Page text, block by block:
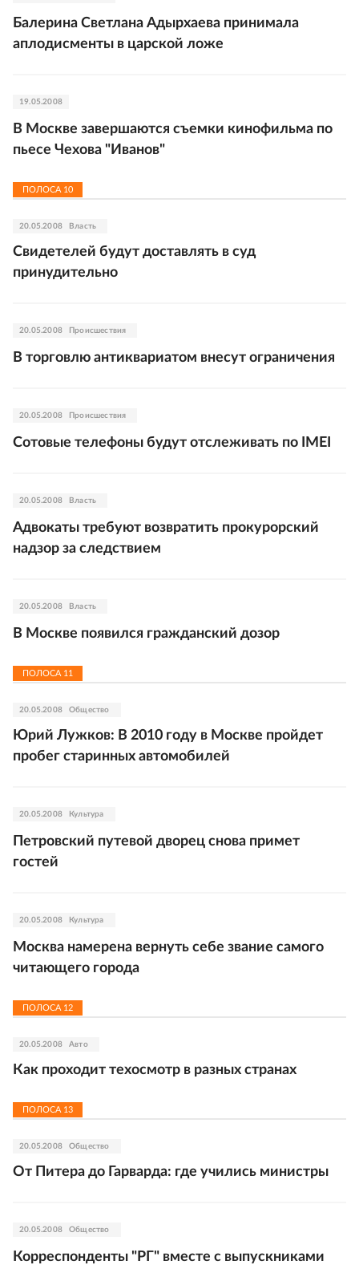
Балерина Светлана Адырхаева принимала
аплодисменты в царской ложе
19.05.2008
В Москве завершаются съемки кинофильма по
пьесе Чехова "Иванов"
ПОЛОСА 10
20.05.2008 Власть
Свидетелей будут доставлять в суд
принудительно
20.05.2008 Происшествия
В торговлю антиквариатом внесут ограничения
20.05.2008 Происшествия
Сотовые телефоны будут отслеживать по IMEI
20.05.2008 Власть
Адвокаты требуют возвратить прокурорский
надзор за следствием
20.05.2008 Власть
В Москве появился гражданский дозор
ПОЛОСА 11
20.05.2008 Общество
Юрий Лужков: В 2010 году в Москве пройдет
пробег старинных автомобилей
20.05.2008 Культура
Петровский путевой дворец снова примет
гостей
20.05.2008 Культура
Москва намерена вернуть себе звание самого
читающего города
ПОЛОСА 12
20.05.2008 Авто
Как проходит техосмотр в разных странах
ПОЛОСА 13
20.05.2008 Общество
От Питера до Гарварда: где учились министры
20.05.2008 Общество
Корреспонденты "РГ" вместе с выпускниками